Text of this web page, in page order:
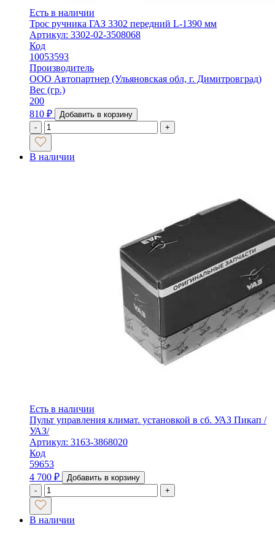
Есть в наличии
Трос ручника ГАЗ 3302 передний L-1390 мм
Артикул: 3302-02-3508068
Код
10053593
Производитель
ООО Автопартнер (Ульяновская обл, г. Димитровград)
Вес (гр.)
200
810 ₽
Добавить в корзину
-
+
В наличии
Есть в наличии
Пульт управления климат. установкой в сб. УАЗ Пикап /
УАЗ/
Артикул: 3163-3868020
Код
59653
4 700 ₽
Добавить в корзину
-
+
В наличии